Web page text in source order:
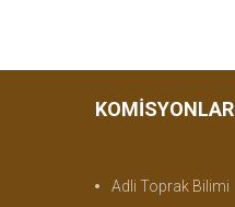
KOMİSYONLAR
Adli Toprak Bilimi